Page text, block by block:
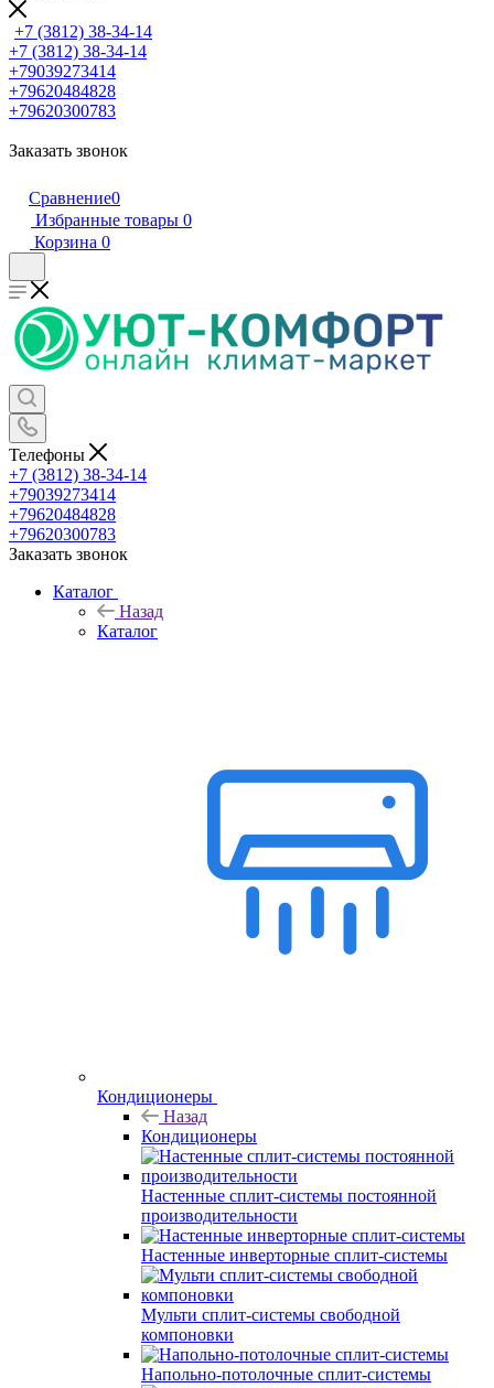
+7 (3812) 38-34-14
+7 (3812) 38-34-14
+79039273414
+79620484828
+79620300783
Заказать звонок
Сравнение0
Избранные товары 0
Корзина 0
Телефоны
+7 (3812) 38-34-14
+79039273414
+79620484828
+79620300783
Заказать звонок
Каталог
Назад
Каталог
Кондиционеры
Назад
Кондиционеры
Настенные сплит-системы постоянной
производительности
Настенные инверторные сплит-системы
Мульти сплит-системы свободной
компоновки
Напольно-потолочные сплит-системы